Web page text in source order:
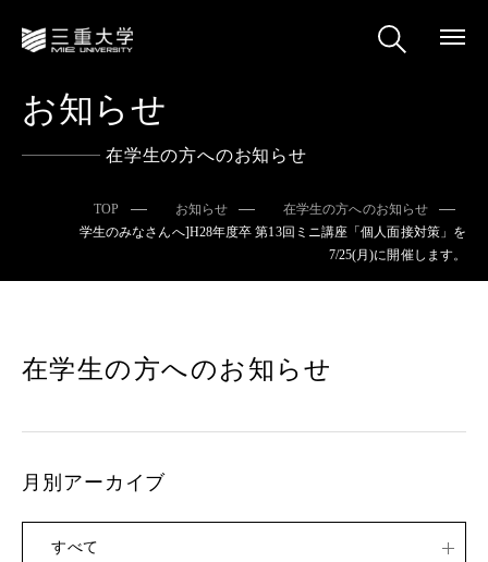
お知らせ
在学生の方へのお知らせ
TOP お知らせ
在学生の方へのお知らせ
学生のみなさんへ]H28年度卒 第13回ミニ講座「個人面接対策」を
7/25(月)に開催します。
在学生の方へのお知らせ
月別アーカイブ
すべて